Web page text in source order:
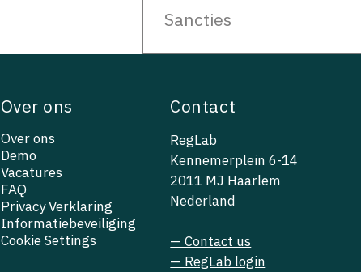
Sancties
Over ons
Over ons
Demo
Vacatures
FAQ
Privacy Verklaring
Informatiebeveiliging
Cookie Settings
Contact
RegLab
Kennemerplein 6-14
2011 MJ Haarlem
Nederland
— Contact us
— RegLab login